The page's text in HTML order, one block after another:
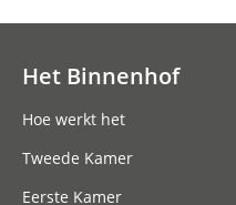
Het Binnenhof
Hoe werkt het
Tweede Kamer
Eerste Kamer